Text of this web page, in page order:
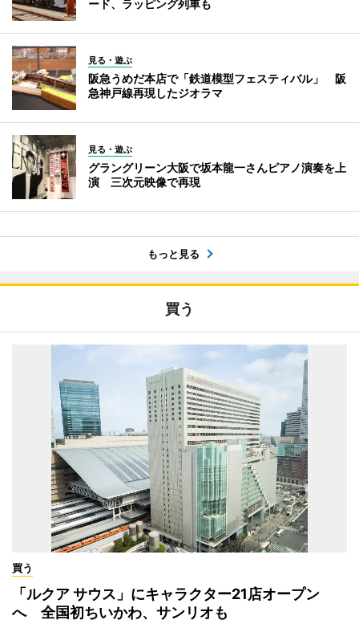
ード、ラッピング列車も
見る・遊ぶ
阪急うめだ本店で「鉄道模型フェスティバル」 阪
急神戸線再現したジオラマ
見る・遊ぶ
グラングリーン大阪で坂本龍一さんピアノ演奏を上
演 三次元映像で再現
もっと見る
買う
買う
「ルクア サウス」にキャラクター21店オープン
へ 全国初ちいかわ、サンリオも